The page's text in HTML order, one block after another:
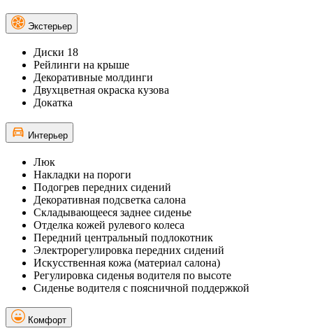
Экстерьер
Диски 18
Рейлинги на крыше
Декоративные молдинги
Двухцветная окраска кузова
Докатка
Интерьер
Люк
Накладки на пороги
Подогрев передних сидений
Декоративная подсветка салона
Складывающееся заднее сиденье
Отделка кожей рулевого колеса
Передний центральный подлокотник
Электрорегулировка передних сидений
Искусственная кожа (материал салона)
Регулировка сиденья водителя по высоте
Сиденье водителя с поясничной поддержкой
Комфорт